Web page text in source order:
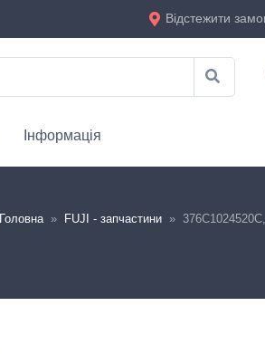
Відстежити
Інформація
Головна » FUJI - запчастини »